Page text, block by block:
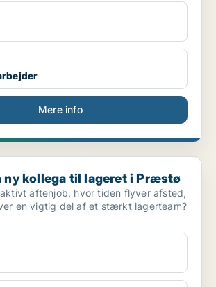
Mere info
til lageret i Præstø
ny kollega til lageret i Præstø
aftenjob, hvor tiden flyver afsted,
en vigtig del af et stærkt lagerteam?